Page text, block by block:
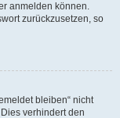
anmelden können.
zurückzusetzen, so
bleiben“ nicht
verhindert den